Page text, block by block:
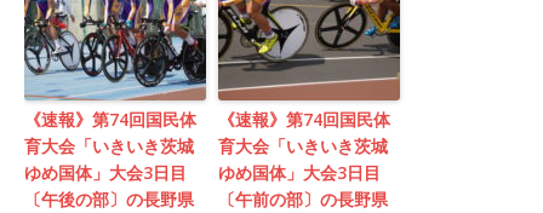
《速報》第74回国民体
育大会「いきいき茨城
ゆめ国体」大会3日目
〔午後の部〕の長野県
《速報》第74回国民体
育大会「いきいき茨城
ゆめ国体」大会3日目
〔午前の部〕の長野県